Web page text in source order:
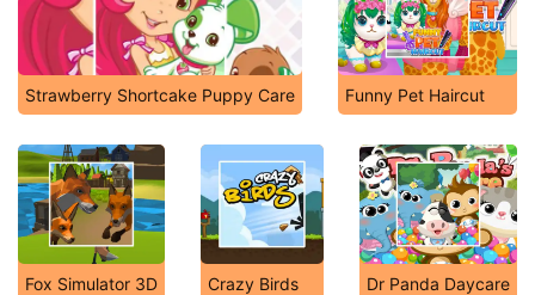
Strawberry Shortcake Puppy Care Funny Pet Haircut
Fox Simulator 3D Crazy Birds Dr Panda Daycare